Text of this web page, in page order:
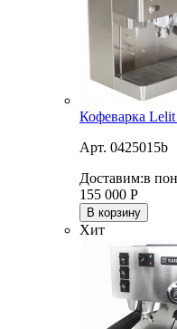
Кофеварка
Арт. 0425015b
Доставим:в
155 000 Р
В корзину
Хит